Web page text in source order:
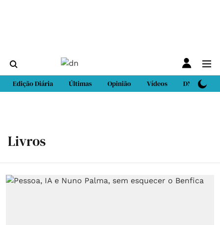
Edição Diária Últimas Opinião Vídeos DN Sport
Livros